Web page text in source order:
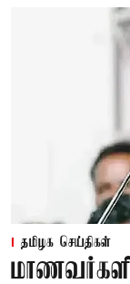
தமிழக செய்திகள்